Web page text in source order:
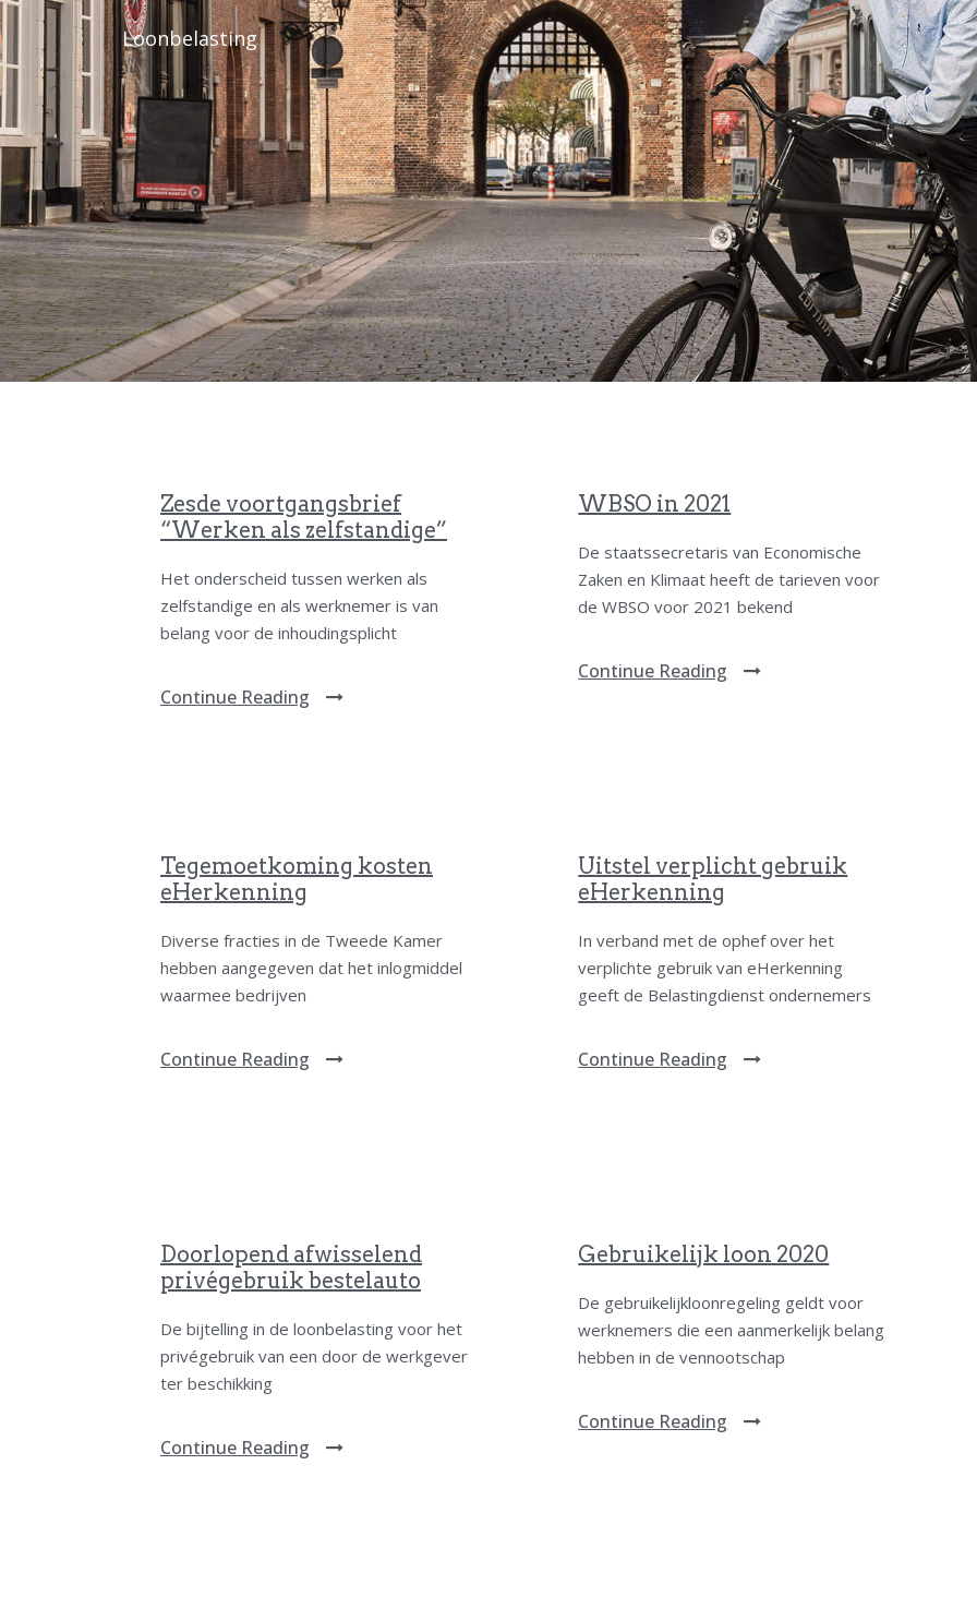
Loonbelasting
Zesde voortgangsbrief
“Werken als zelfstandige”
Het onderscheid tussen werken als
zelfstandige en als werknemer is van
belang voor de inhoudingsplicht
Continue Reading
WBSO in 2021
De staatssecretaris van Economische
Zaken en Klimaat heeft de tarieven voor
de WBSO voor 2021 bekend
Continue Reading
Tegemoetkoming kosten
eHerkenning
Diverse fracties in de Tweede Kamer
hebben aangegeven dat het inlogmiddel
waarmee bedrijven
Continue Reading
Uitstel verplicht gebruik
eHerkenning
In verband met de ophef over het
verplichte gebruik van eHerkenning
geeft de Belastingdienst ondernemers
Continue Reading
Doorlopend afwisselend
privégebruik bestelauto
De bijtelling in de loonbelasting voor het
privégebruik van een door de werkgever
ter beschikking
Continue Reading
Gebruikelijk loon 2020
De gebruikelijkloonregeling geldt voor
werknemers die een aanmerkelijk belang
hebben in de vennootschap
Continue Reading